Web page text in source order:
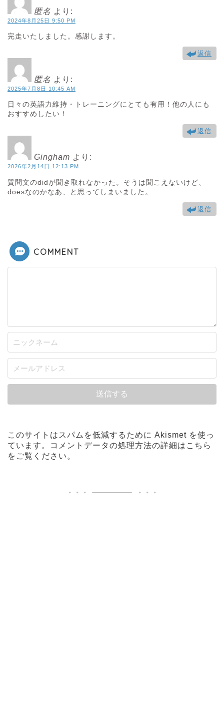
匿名 より:
2024年8月25日 9:50 PM
完走いたしました。感謝します。
返信
匿名 より:
2025年7月8日 10:45 AM
日々の英語力維持・トレーニングにとても有用！他の人にも
おすすめしたい！
返信
Gingham より:
2026年2月14日 12:13 PM
質問文のdidが聞き取れなかった。そうは聞こえないけど、
doesなのかなあ、と思ってしまいました。
返信
COMMENT
このサイトはスパムを低減するために Akismet を使っ
ています。
コメントデータの処理方法の詳細はこちら
をご覧ください 。